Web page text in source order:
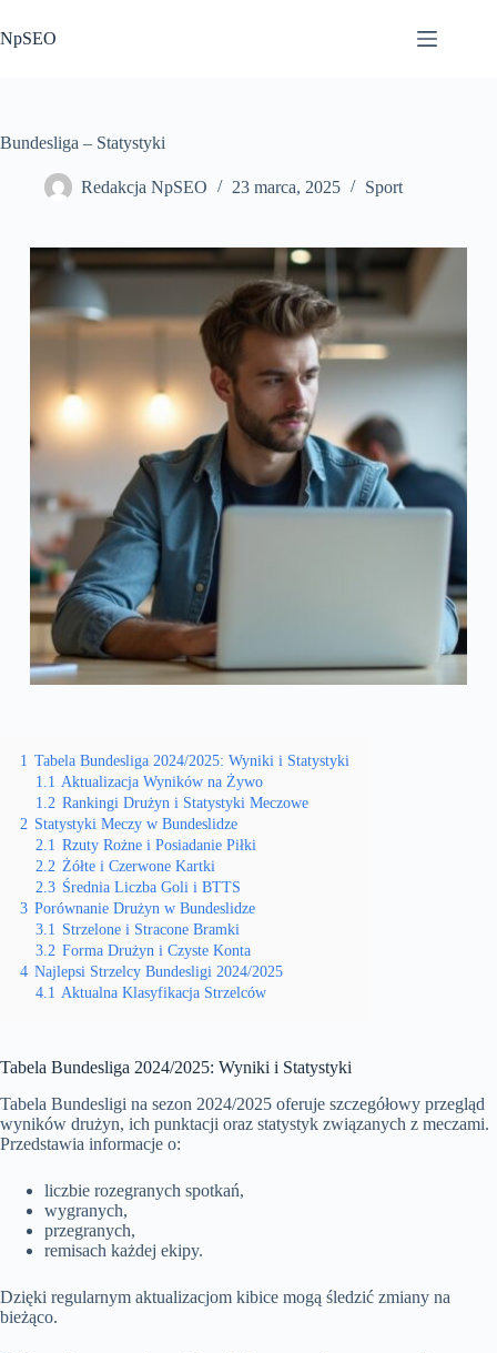
do
treści
NpSEO
Bundesliga – Statystyki
Redakcja NpSEO 23 marca, 2025 Sport
1 Tabela Bundesliga 2024/2025: Wyniki i Statystyki
1.1 Aktualizacja Wyników na Żywo
1.2 Rankingi Drużyn i Statystyki Meczowe
2 Statystyki Meczy w Bundeslidze
2.1 Rzuty Rożne i Posiadanie Piłki
2.2 Żółte i Czerwone Kartki
2.3 Średnia Liczba Goli i BTTS
3 Porównanie Drużyn w Bundeslidze
3.1 Strzelone i Stracone Bramki
3.2 Forma Drużyn i Czyste Konta
4 Najlepsi Strzelcy Bundesligi 2024/2025
4.1 Aktualna Klasyfikacja Strzelców
Tabela Bundesliga 2024/2025: Wyniki i Statystyki
Tabela Bundesligi na sezon 2024/2025 oferuje szczegółowy przegląd
wyników drużyn, ich punktacji oraz statystyk związanych z meczami.
Przedstawia informacje o:
liczbie rozegranych spotkań,
wygranych,
przegranych,
remisach każdej ekipy.
Dzięki regularnym aktualizacjom kibice mogą śledzić zmiany na
bieżąco.